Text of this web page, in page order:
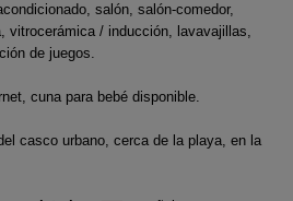
salón, salón-comedor,
vitrocerámica / inducción, lavavajillas,
de juegos.
cuna para bebé disponible.
casco urbano, cerca de la playa, en la